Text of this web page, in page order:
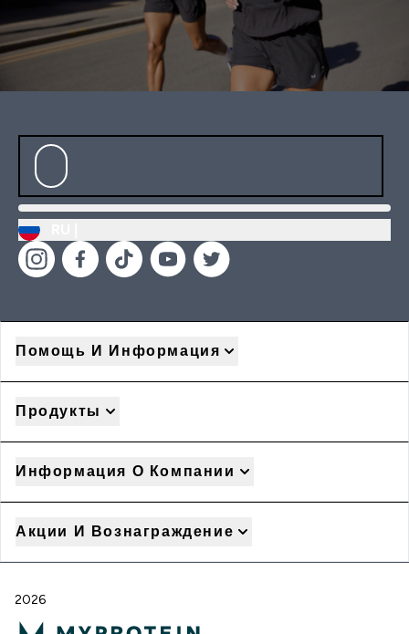
Помощь И Информация
Продукты
Информация О Компании
Акции И Вознаграждение
2026